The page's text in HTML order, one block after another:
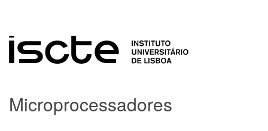
Microprocessadores